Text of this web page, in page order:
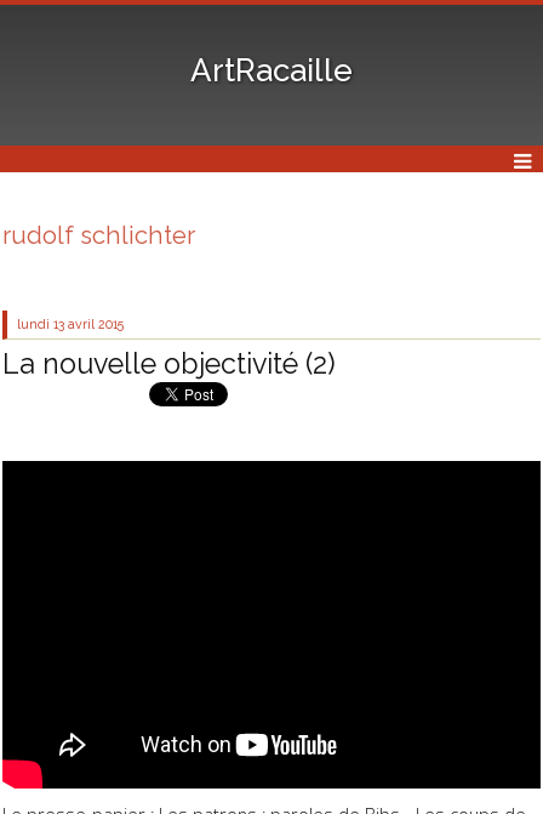
ArtRacaille
rudolf schlichter
lundi 13 avril 2015
La nouvelle objectivité (2)